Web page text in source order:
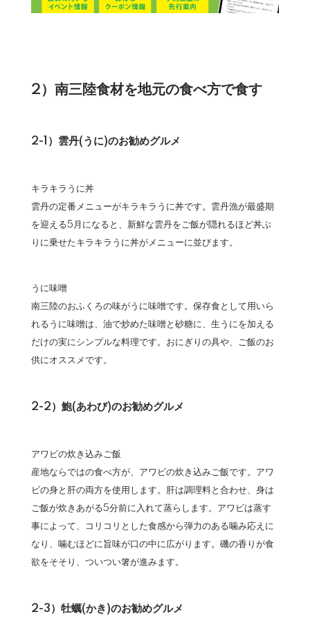
2）南三陸食材を地元の食べ方で食す
2-1）雲丹(うに)のお勧めグルメ
キラキラうに丼
雲丹の定番メニューがキラキラうに丼です。雲丹漁が最盛期
を迎える5月になると、新鮮な雲丹をご飯が隠れるほど丼ぶ
りに乗せたキラキラうに丼がメニューに並びます。
うに味噌
南三陸のおふくろの味がうに味噌です。保存食として用いら
れるうに味噌は、油で炒めた味噌と砂糖に、生うにを加える
だけの実にシンプルな料理です。おにぎりの具や、ご飯のお
供にオススメです。
2-2）鮑(あわび)のお勧めグルメ
アワビの炊き込みご飯
産地ならではの食べ方が、アワビの炊き込みご飯です。アワ
ビの身と肝の両方を使用します。肝は調理料と合わせ、身は
ご飯が炊きあがる5分前に入れて蒸らします。アワビは蒸す
事によって、コリコリとした食感から弾力のある噛み応えに
なり、噛むほどに旨味が口の中に広がります。磯の香りが食
欲をそそり、ついつい箸が進みます。
2-3）牡蠣(かき)のお勧めグルメ